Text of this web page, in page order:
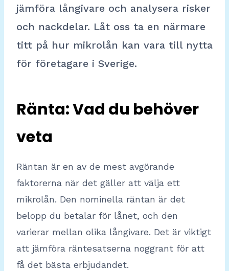
jämföra långivare och analysera risker
och nackdelar. Låt oss ta en närmare
titt på hur mikrolån kan vara till nytta
för företagare i Sverige.
Ränta: Vad du behöver
veta
Räntan är en av de mest avgörande
faktorerna när det gäller att välja ett
mikrolån. Den nominella räntan är det
belopp du betalar för lånet, och den
varierar mellan olika långivare. Det är viktigt
att jämföra räntesatserna noggrant för att
få det bästa erbjudandet.